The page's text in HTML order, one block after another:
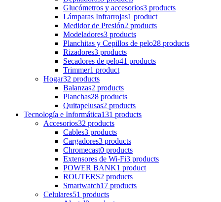
Glucómetros y accesorios3 products
Lámparas Infrarrojas1 product
Medidor de Presión2 products
Modeladores3 products
Planchitas y Cepillos de pelo28 products
Rizadores3 products
Secadores de pelo41 products
Trimmer1 product
Hogar32 products
Balanzas2 products
Planchas28 products
Quitapelusas2 products
Tecnología e Informática131 products
Accesorios32 products
Cables3 products
Cargadores3 products
Chromecast0 products
Extensores de Wi-Fi3 products
POWER BANK1 product
ROUTERS2 products
Smartwatch17 products
Celulares51 products